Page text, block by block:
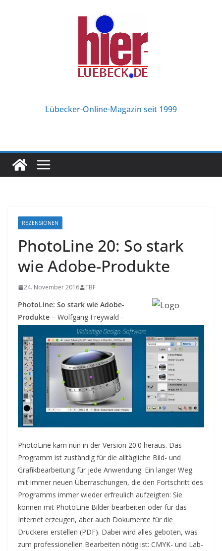
Lübecker-Online-Magazin seit 1999
REZENSIONEN
PhotoLine 20: So stark
wie Adobe-Produkte
24. November 2016 TBF
PhotoLine: So stark wie Adobe-
Produkte – Wolfgang Freywald -
PhotoLine kam nun in der Version 20.0 heraus. Das
Programm ist zuständig für die alltägliche Bild- und
Grafikbearbeitung für jede Anwendung. Ein langer Weg
mit immer neuen Überraschungen, die den Fortschritt des
Programms immer wieder erfreulich aufzeigten: Sie
können mit PhotoLine Bilder bearbeiten oder für das
Internet erzeugen, aber auch Dokumente für die
Druckerei erstellen (PDF). Dabei wird alles geboten, was
zum professionellen Bearbeiten nötig ist: CMYK- und Lab-